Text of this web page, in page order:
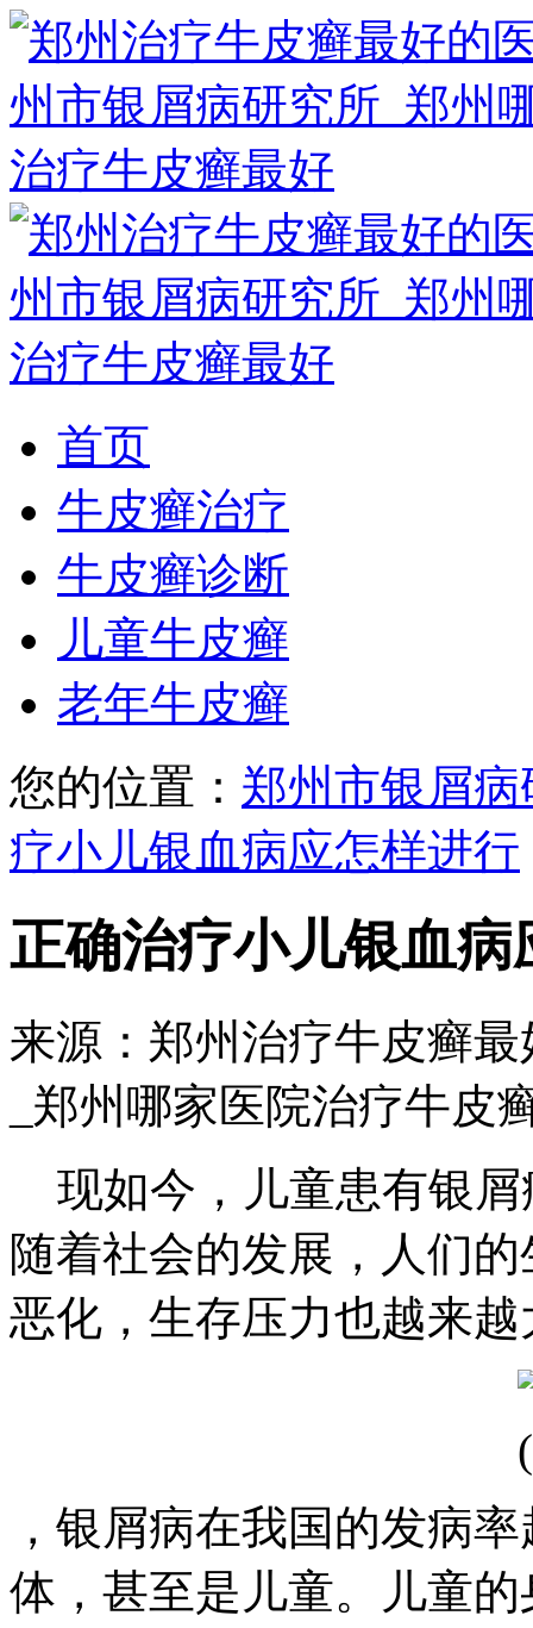
首页
牛皮癣治疗
牛皮癣诊断
儿童牛皮癣
老年牛皮癣
您的位置： 郑州市银屑病
疗小儿银血病应怎样进行
正确治疗小儿银血病
来源：郑州治疗牛皮癣
_郑州哪家医院治疗牛皮
现如今，儿童患有银屑
随着社会的发展，人们
恶化，生存压力也越来越
，银屑病在我国的发病
体，甚至是儿童。儿童